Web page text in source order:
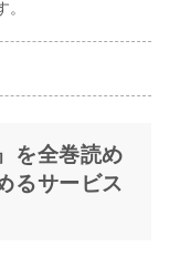
を全巻読め
るサービス